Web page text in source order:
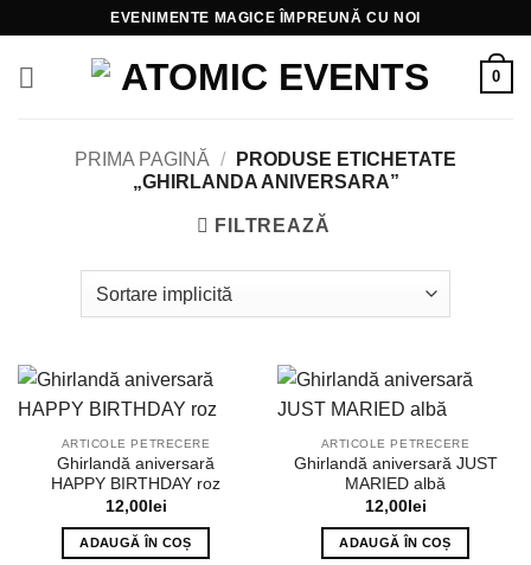
content
EVENIMENTE MAGICE ÎMPREUNĂ CU NOI
0
PRIMA PAGINĂ /
PRODUSE ETICHETATE
„GHIRLANDA ANIVERSARA”
FILTREAZĂ
ARTICOLE PETRECERE
Ghirlandă aniversară
HAPPY BIRTHDAY roz
12,00lei
ADAUGĂ ÎN COȘ
ARTICOLE PETRECERE
Ghirlandă aniversară JUST
MARIED albă
12,00lei
ADAUGĂ ÎN COȘ